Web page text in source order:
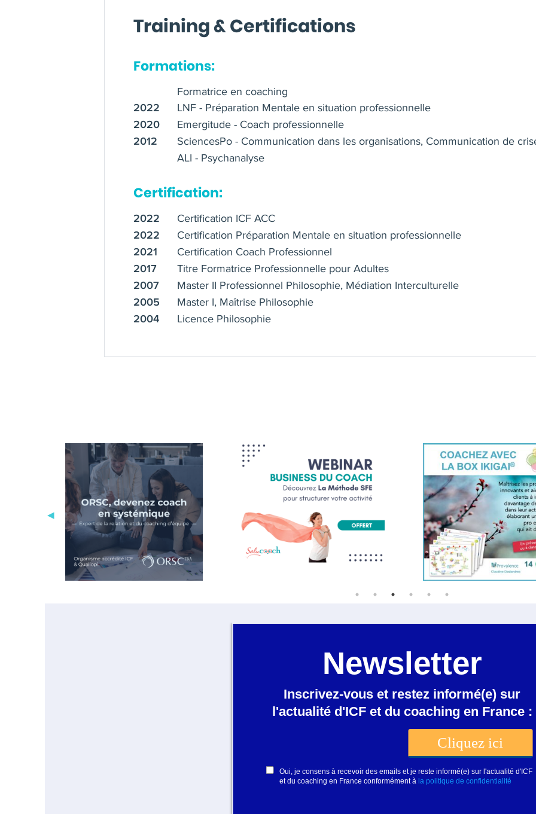
Training & Certifications
Formations:
Formatrice en coaching
2022 LNF - Préparation Mentale en situation professionnelle
2020 Emergitude - Coach professionnelle
2012
SciencesPo - Communication dans les organisations, Communication de
ALI - Psychanalyse
Certification:
2022 Certification ICF ACC
2022 Certification Préparation Mentale en situation professionnelle
2021 Certification Coach Professionnel
2017 Titre Formatrice Professionnelle pour Adultes
2007 Master II Professionnel Philosophie, Médiation Interculturelle
2005 Master I, Maîtrise Philosophie
2004 Licence Philosophie